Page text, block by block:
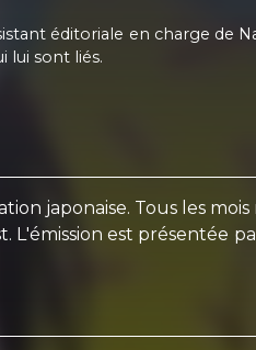
éditoriale en charge de
lui sont liés.
japonaise. Tous les
est présentée